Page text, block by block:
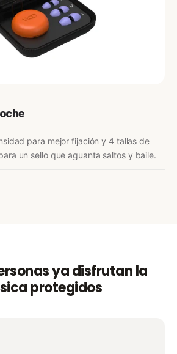
para mejor fijación y 4 tallas de
un sello que aguanta saltos y baile.
ya disfrutan la
protegidos